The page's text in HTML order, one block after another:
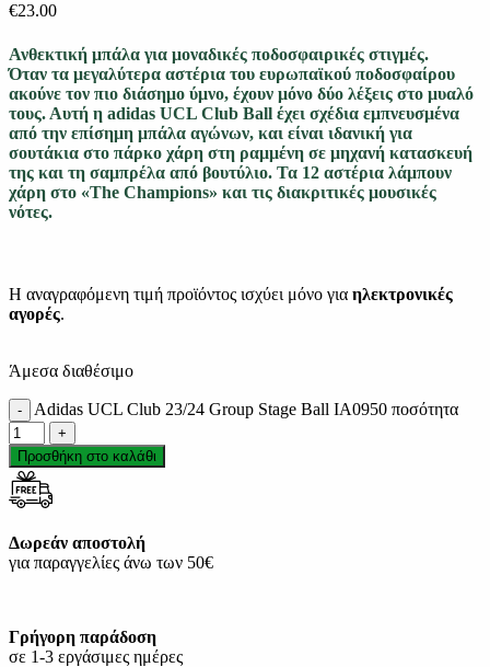
€23.00
Ανθεκτική μπάλα για μοναδικές ποδοσφαιρικές στιγμές.
Όταν τα μεγαλύτερα αστέρια του ευρωπαϊκού ποδοσφαίρου
ακούνε τον πιο διάσημο ύμνο, έχουν μόνο δύο λέξεις στο μυαλό
τους. Αυτή η adidas UCL Club Ball έχει σχέδια εμπνευσμένα
από την επίσημη μπάλα αγώνων, και είναι ιδανική για
σουτάκια στο πάρκο χάρη στη ραμμένη σε μηχανή κατασκευή
της και τη σαμπρέλα από βουτύλιο. Τα 12 αστέρια λάμπουν
χάρη στο «The Champions» και τις διακριτικές μουσικές
νότες.
Η αναγραφόμενη τιμή προϊόντος ισχύει μόνο για ηλεκτρονικές
αγορές.
Άμεσα διαθέσιμο
Adidas UCL Club 23/24 Group Stage Ball IA0950 ποσότητα
Προσθήκη στο καλάθι
Δωρεάν αποστολή
για παραγγελίες άνω των 50€
Γρήγορη παράδοση
σε 1-3 εργάσιμες ημέρες